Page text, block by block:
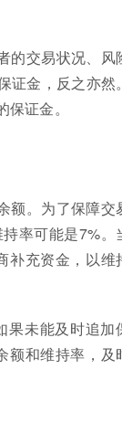
的交易状况、风
证金，反之亦然
证金。
额。为了保障交
率可能是7%。
补充资金，以维
果未能及时追加
额和维持率，及